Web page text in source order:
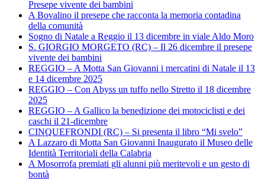
Presepe vivente dei bambini
A Bovalino il presepe che racconta la memoria contadina
della comunità
Sogno di Natale a Reggio il 13 dicembre in viale Aldo Moro
S. GIORGIO MORGETO (RC) – Il 26 dicembre il presepe
vivente dei bambini
REGGIO – A Motta San Giovanni i mercatini di Natale il 13
e 14 dicembre 2025
REGGIO – Con Abyss un tuffo nello Stretto il 18 dicembre
2025
REGGIO – A Gallico la benedizione dei motociclisti e dei
caschi il 21-dicembre
CINQUEFRONDI (RC) – Si presenta il libro “Mi svelo”
A Lazzaro di Motta San Giovanni Inaugurato il Museo delle
Identità Territoriali della Calabria
A Mosorrofa premiati gli alunni più meritevoli e un gesto di
bontà